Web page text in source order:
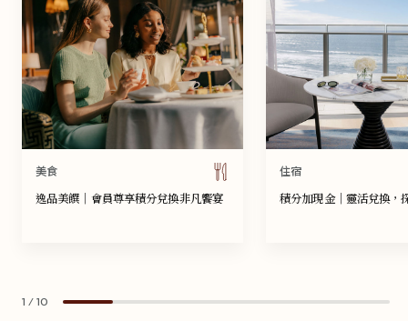
美食
逸品美饌｜會員尊享積分兌換非凡饗宴
住宿
積分加現金｜靈活兌換，
1 /10